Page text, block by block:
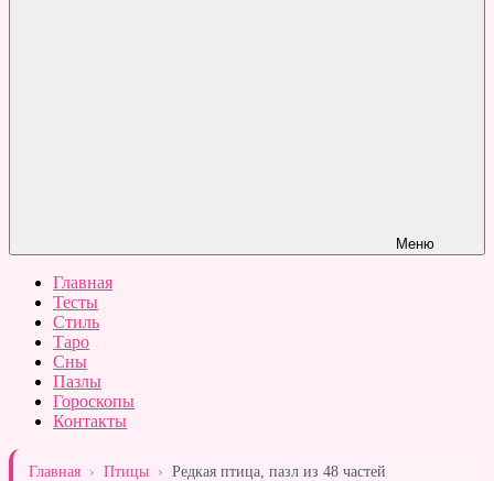
Меню
Главная
Тесты
Стиль
Таро
Сны
Пазлы
Гороскопы
Контакты
Главная › Птицы › Редкая птица, пазл из 48 частей